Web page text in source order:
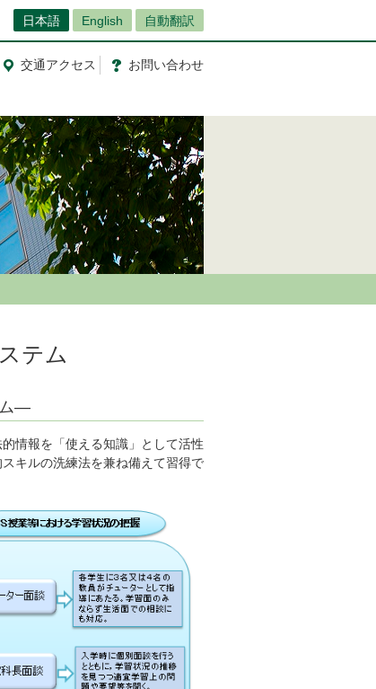
日本語 English 自動翻訳
交通アクセス お問い合わせ
テム
ム―
情報を「使える知識」として活性
キルの洗練法を兼ね備えて習得で